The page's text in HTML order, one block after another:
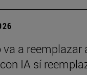
va a
IA sí